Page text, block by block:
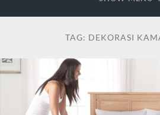
TAG: DEKORASI